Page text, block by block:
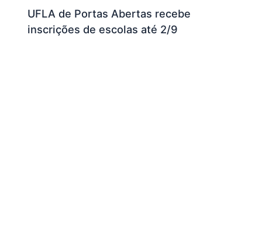
UFLA de Portas Abertas recebe
inscrições de escolas até 2/9